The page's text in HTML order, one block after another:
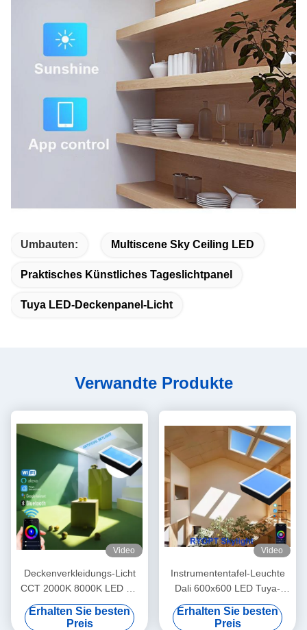
Umbauten: Multiscene Sky Ceiling LED
Praktisches Künstliches Tageslichtpanel
Tuya LED-Deckenpanel-Licht
Verwandte Produkte
Video
Deckenverkleidungs-Licht
CCT 2000K 8000K LED mit
Tuya-Steuer-
Kriteriumbezogener
Erhalten Sie besten
Preis
Video
Instrumententafel-Leuchte
Dali 600x600 LED Tuya-
Steuerung Sonnenlicht
Kriteriumbezogener
Erhalten Sie besten
Preis